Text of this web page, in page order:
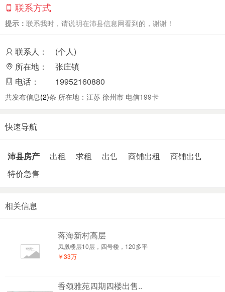
联系方式
提示： 联系我时，请说明在沛县信息网看到的，谢谢！
联系人：
(个人)
所在地：
张庄镇
电话：
19952160880
共发布信息(2)条 所在地：江苏 徐州市 电信199卡
快速导航
沛县房产 出租 求租 出售 商铺出租
商铺出售
特价急售
相关信息
蒋海新村高层
凤凰楼层10层，四号楼，120多平
￥33万
香颂雅苑四期四楼出售..